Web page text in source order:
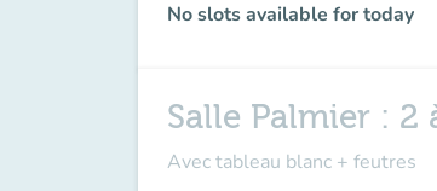
No slots available for today
Salle Palmier : 2
Avec tableau blanc + feutres